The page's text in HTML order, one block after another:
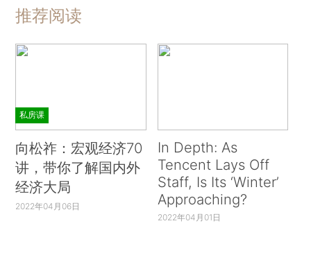
推荐阅读
私房课
向松祚：宏观经济70
讲，带你了解国内外
经济大局
2022年04月06日
In Depth: As
Tencent Lays Off
Staff, Is Its ‘Winter’
Approaching?
2022年04月01日